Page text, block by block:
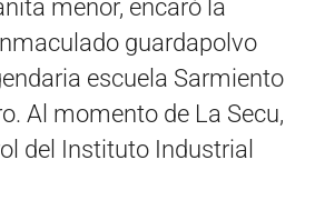
menor, encaró la
guardapolvo
escuela Sarmiento
Al momento de La Secu,
del Instituto Industrial